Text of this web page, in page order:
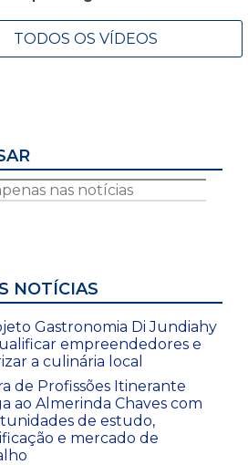
TODOS OS VÍDEOS
NOTÍCIAS
Gastronomia Di Jundiahy
empreendedores e
a culinária local
de Profissões Itinerante
ao Almerinda Chaves com
de estudo,
e mercado de